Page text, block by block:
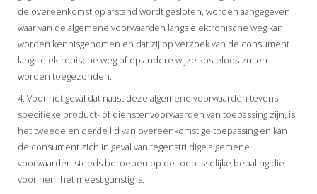
de overeenkomst op afstand wordt gesloten, worden aangegeven
waar van de algemene voorwaarden langs elektronische weg kan
worden kennisgenomen en dat zij op verzoek van de consument
langs elektronische weg of op andere wijze kosteloos zullen
worden toegezonden.
4. Voor het geval dat naast deze algemene voorwaarden tevens
specifieke product- of dienstenvoorwaarden van toepassing zijn, is
het tweede en derde lid van overeenkomstige toepassing en kan
de consument zich in geval van tegenstrijdige algemene
voorwaarden steeds beroepen op de toepasselijke bepaling die
voor hem het meest gunstig is.